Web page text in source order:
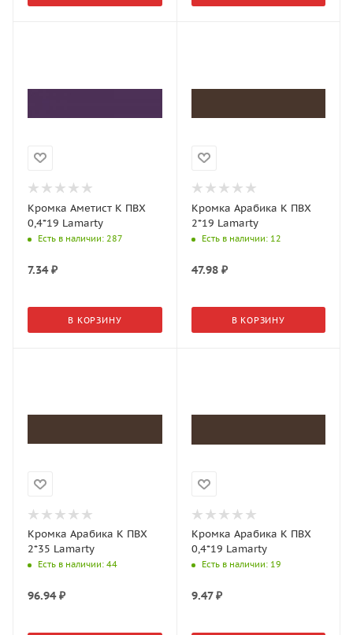
Кромка Аметист К ПВХ
0,4*19 Lamarty
Есть в наличии: 287
7.34₽
В КОРЗИНУ
Кромка Арабика K ПВХ
2*19 Lamarty
Есть в наличии: 12
47.98₽
В КОРЗИНУ
Кромка Арабика K ПВХ
2*35 Lamarty
Есть в наличии: 44
96.94₽
Кромка Арабика К ПВХ
0,4*19 Lamarty
Есть в наличии: 19
9.47₽